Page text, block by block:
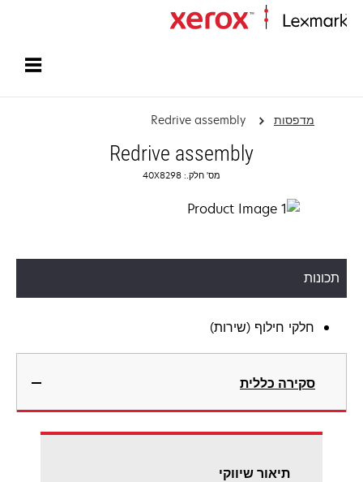
מדפסות Redrive assembly
Redrive assembly
מס' חלק.: 40X8298
תכונות
חלקי חילוף (שירות)
סקירה כללית
תיאור שיווקי